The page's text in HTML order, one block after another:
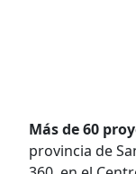
Más de 60
provincia de